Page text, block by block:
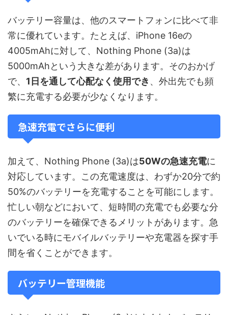
バッテリー容量は、他のスマートフォンに比べて非
常に優れています。たとえば、iPhone 16eの
4005mAhに対して、Nothing Phone (3a)は
5000mAhという大きな差があります。そのおかげ
で、 1日を通して心配なく使用でき 、外出先でも頻
繁に充電する必要が少なくなります。
急速充電でさらに便利
加えて、Nothing Phone (3a)は50Wの急速充電に
対応しています。この充電速度は、わずか20分で約
50%のバッテリーを充電することを可能にします。
忙しい朝などにおいて、短時間の充電でも必要な分
のバッテリーを確保できるメリットがあります。急
いでいる時にモバイルバッテリーや充電器を探す手
間を省くことができます。
バッテリー管理機能